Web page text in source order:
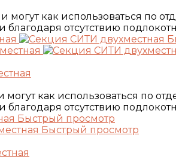
как использоваться по
отсутствию
как использоваться по
отсутствию
Быстрый просмотр
Быстрый просмотр